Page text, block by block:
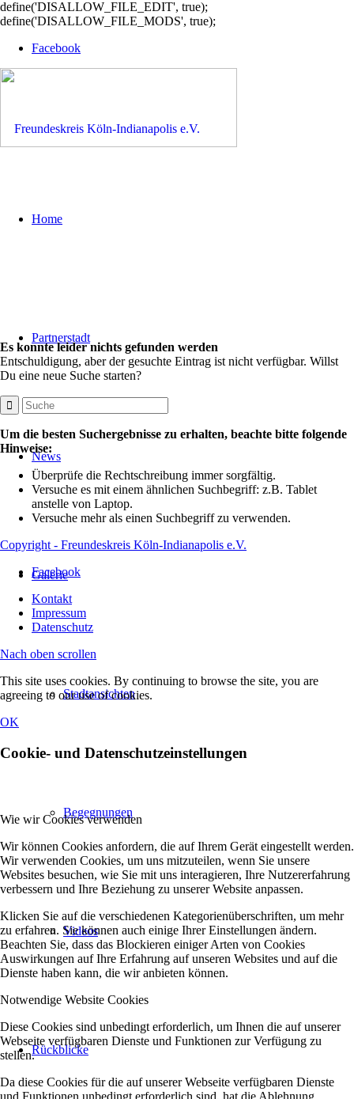
define('DISALLOW_FILE_EDIT', true);
define('DISALLOW_FILE_MODS', true);
Facebook
Home
Partnerstadt
News
Galerie
Stadtansichten
Begegnungen
Videos
Rückblicke
Es konnte leider nichts gefunden werden
Entschuldigung, aber der gesuchte Eintrag ist nicht verfügbar. Willst
Du eine neue Suche starten?
Um die besten Suchergebnisse zu erhalten, beachte bitte folgende
Hinweise:
Überprüfe die Rechtschreibung immer sorgfältig.
Versuche es mit einem ähnlichen Suchbegriff: z.B. Tablet
anstelle von Laptop.
Versuche mehr als einen Suchbegriff zu verwenden.
Copyright - Freundeskreis Köln-Indianapolis e.V.
Facebook
Kontakt
Impressum
Datenschutz
Nach oben scrollen
This site uses cookies. By continuing to browse the site, you are
agreeing to our use of cookies.
OK
Cookie- und Datenschutzeinstellungen
Wie wir Cookies verwenden
Wir können Cookies anfordern, die auf Ihrem Gerät eingestellt werden.
Wir verwenden Cookies, um uns mitzuteilen, wenn Sie unsere
Websites besuchen, wie Sie mit uns interagieren, Ihre Nutzererfahrung
verbessern und Ihre Beziehung zu unserer Website anpassen.
Klicken Sie auf die verschiedenen Kategorienüberschriften, um mehr
zu erfahren. Sie können auch einige Ihrer Einstellungen ändern.
Beachten Sie, dass das Blockieren einiger Arten von Cookies
Auswirkungen auf Ihre Erfahrung auf unseren Websites und auf die
Dienste haben kann, die wir anbieten können.
Notwendige Website Cookies
Diese Cookies sind unbedingt erforderlich, um Ihnen die auf unserer
Webseite verfügbaren Dienste und Funktionen zur Verfügung zu
stellen.
Da diese Cookies für die auf unserer Webseite verfügbaren Dienste